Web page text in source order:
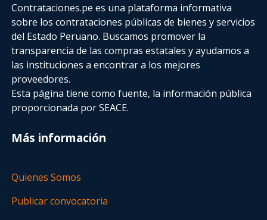
Contrataciones.pe es una plataforma informativa
sobre los contrataciones públicas de bienes y servicios
del Estado Peruano. Buscamos promover la
transparencia de las compras estatalesy ayudamos a
las instituciones a encontrar a los mejores
proveedores.
Esta página tiene como fuente, la información pública
proporcionada por SEACE.
Más información
Quienes Somos
Publicar convocatoria